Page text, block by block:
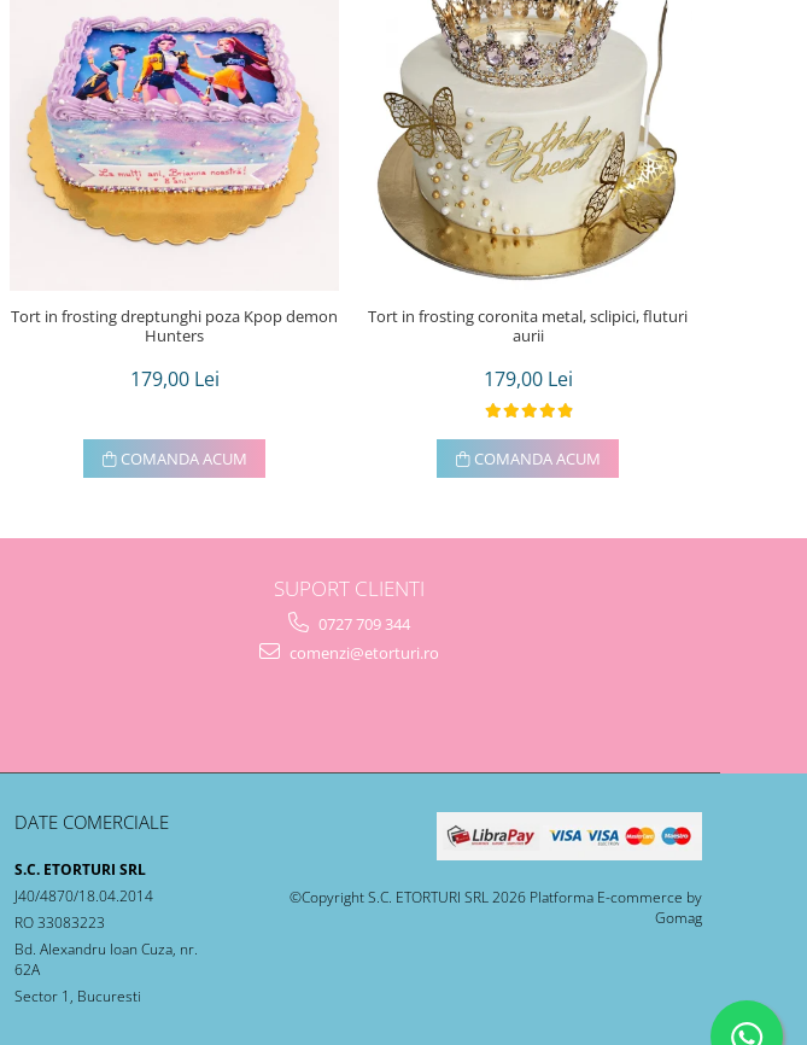
Tort in frosting dreptunghi poza Kpop demon
Hunters
179,00 Lei
COMANDA ACUM
Tort in frosting coronita metal, sclipici, fluturi
aurii
179,00 Lei
COMANDA ACUM
SUPORT CLIENTI
0727 709 344
comenzi@etorturi.ro
DATE COMERCIALE
S.C. ETORTURI SRL
J40/4870/18.04.2014
RO 33083223
Bd. Alexandru Ioan Cuza, nr.
62A
Sector 1, Bucuresti
©Copyright S.C. ETORTURI SRL 2026 Platforma E-commerce by
Gomag